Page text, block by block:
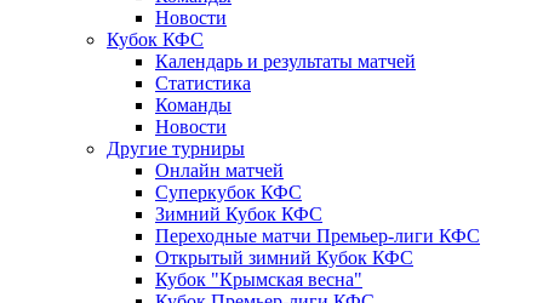
Новости
Кубок КФС
Календарь и результаты матчей
Статистика
Команды
Новости
Другие турниры
Онлайн матчей
Суперкубок КФС
Зимний Кубок КФС
Переходные матчи Премьер-лиги КФС
Открытый зимний Кубок КФС
Кубок "Крымская весна"